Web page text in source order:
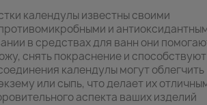
календулы известны своими
и
в средствах для ванн они
снять покраснение и способствуют
календулы могут облегчить
или сыпь, что делает их
аспекта ваших изделий